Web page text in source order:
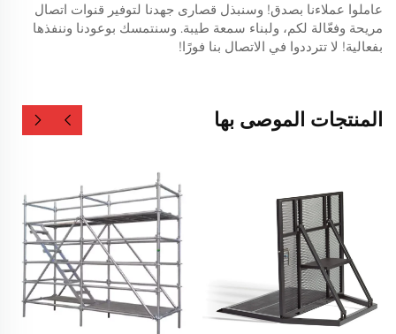
عاملوا عملاءنا بصدق! وسنبذل قصارى جهدنا لتوفير قنوات اتصال
مريحة وفعّالة لكم، ولبناء سمعة طيبة. وسنتمسك بوعودنا وننفذها
بفعالية! لا تترددوا في الاتصال بنا فورًا!
المنتجات الموصى بها